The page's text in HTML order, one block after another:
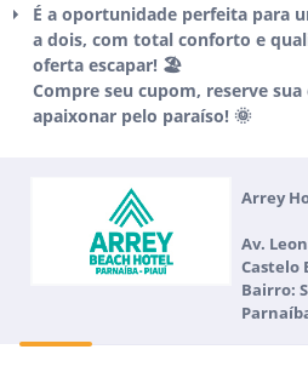
É a oportunidade perfeita para
a dois, com total conforto e
oferta escapar! 🏖️
Compre seu cupom, reserve
apaixonar pelo paraíso! 🌞
Arrey
Av.
Castelo
Bairro: